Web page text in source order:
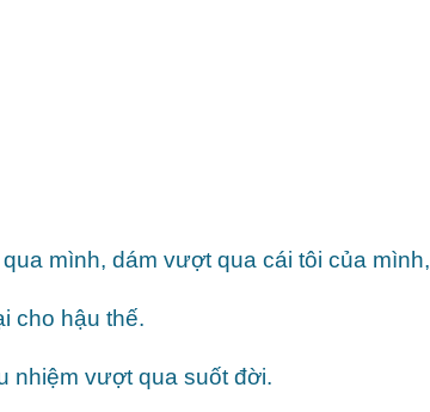
mình, dám vượt qua cái tôi của mình,
cho hậu thế.
nhiệm vượt qua suốt đời.